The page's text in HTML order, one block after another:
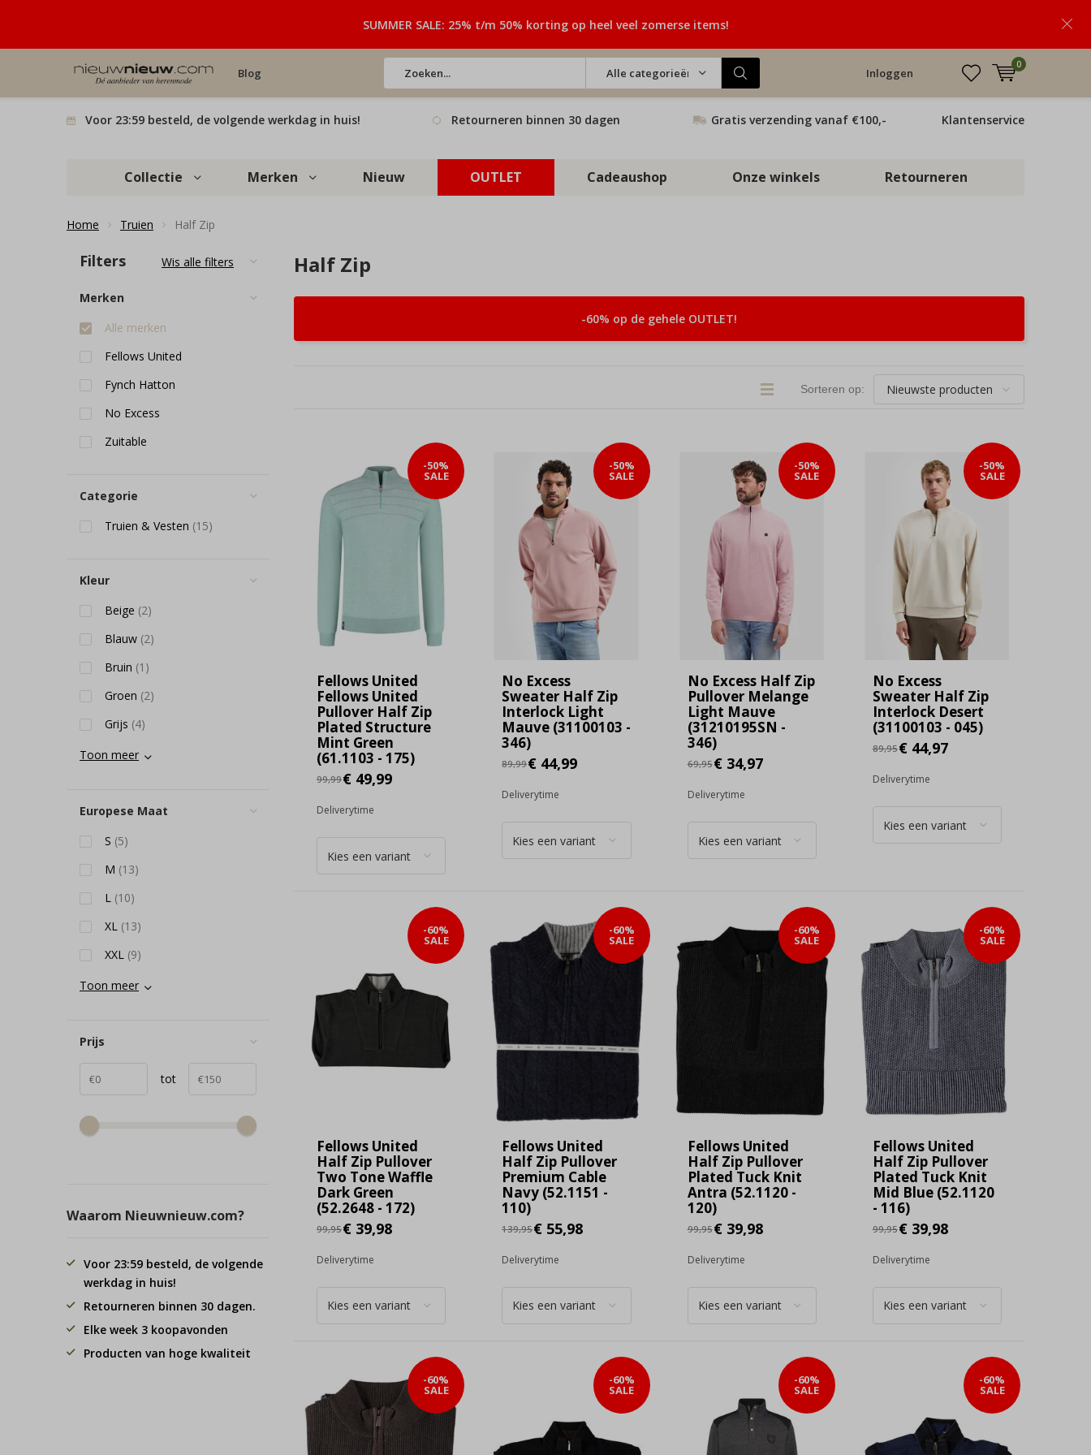
Blog Alle categorieën Inloggen
0
SUMMER SALE: 25% t/m 50% korting op heel veel zomerse items!
Voor 23:59 besteld, de volgende werkdag in huis! Retourneren binnen 30 dagen Gratis verzending vanaf €100,- Klantenservice
Collectie Merken Nieuw OUTLET Cadeaushop Onze winkels Retourneren
Home Truien Half Zip
Half Zip
-60% op de gehele OUTLET!
Sorteren op:
Fellows United
Fellows United
Pullover Half Zip
Plated Structure
Mint Green
(61.1103 - 175)
-50%
SALE
99,99€ 49,99
Deliverytime
No Excess
Sweater Half Zip
Interlock Light
Mauve (31100103 -
346)
-50%
SALE
89,99€ 44,99
Deliverytime
No Excess Half Zip
Pullover Melange
Light Mauve
(31210195SN -
346)
-50%
SALE
69,95€ 34,97
Deliverytime
No Excess
Sweater Half Zip
Interlock Desert
(31100103 - 045)
-50%
SALE
89,95€ 44,97
Deliverytime
Fellows United
Half Zip Pullover
Two Tone Waffle
Dark Green
(52.2648 - 172)
-60%
SALE
99,95€ 39,98
Deliverytime
Fellows United
Half Zip Pullover
Premium Cable
Navy (52.1151 -
110)
-60%
SALE
139,95€ 55,98
Deliverytime
Fellows United
Half Zip Pullover
Plated Tuck Knit
Antra (52.1120 -
120)
-60%
SALE
99,95€ 39,98
Deliverytime
Fellows United
Half Zip Pullover
Plated Tuck Knit
Mid Blue (52.1120
- 116)
-60%
SALE
99,95€ 39,98
Deliverytime
-60%
SALE
-60%
SALE
-60%
SALE
-60%
SALE
Filters Wis alle filters
Merken
Alle merken
Fellows United
Fynch Hatton
No Excess
Zuitable
Categorie
Truien & Vesten (15)
Kleur
Beige (2)
Blauw (2)
Bruin (1)
Groen (2)
Grijs (4)
Toon meer
Europese Maat
S (5)
M (13)
L (10)
XL (13)
XXL (9)
Toon meer
Prijs
tot
Waarom Nieuwnieuw.com?
Voor 23:59 besteld, de volgende
werkdag in huis!
Retourneren binnen 30 dagen.
Elke week 3 koopavonden
Producten van hoge kwaliteit